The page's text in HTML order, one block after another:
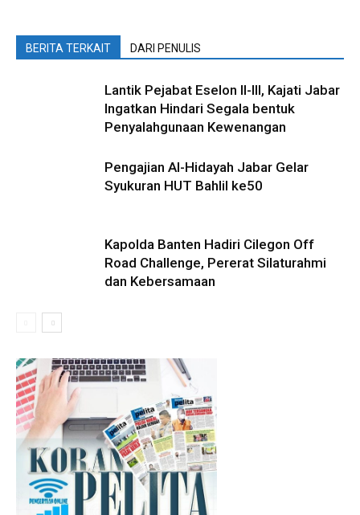
BERITA TERKAIT DARI PENULIS
Lantik Pejabat Eselon II-III, Kajati Jabar
Ingatkan Hindari Segala bentuk
Penyalahgunaan Kewenangan
Pengajian Al-Hidayah Jabar Gelar
Syukuran HUT Bahlil ke50
Kapolda Banten Hadiri Cilegon Off
Road Challenge, Pererat Silaturahmi
dan Kebersamaan